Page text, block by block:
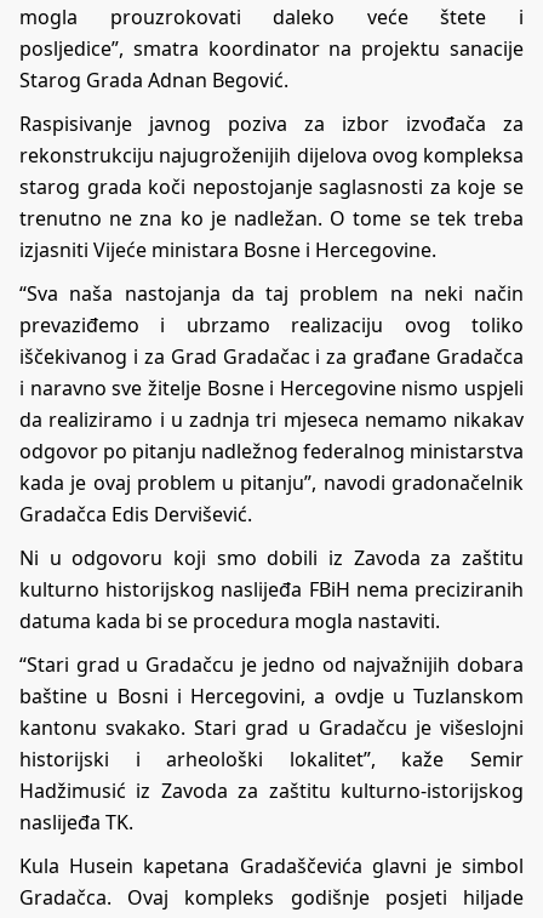
mogla prouzrokovati daleko veće štete i
posljedice”, smatra koordinator na projektu sanacije
Starog Grada Adnan Begović.
Raspisivanje javnog poziva za izbor izvođača za
rekonstrukciju najugroženijih dijelova ovog kompleksa
starog grada koči nepostojanje saglasnosti za koje se
trenutno ne zna ko je nadležan. O tome se tek treba
izjasniti Vijeće ministara Bosne i Hercegovine.
“Sva naša nastojanja da taj problem na neki način
prevaziđemo i ubrzamo realizaciju ovog toliko
iščekivanog i za Grad Gradačac i za građane Gradačca
i naravno sve žitelje Bosne i Hercegovine nismo uspjeli
da realiziramo i u zadnja tri mjeseca nemamo nikakav
odgovor po pitanju nadležnog federalnog ministarstva
kada je ovaj problem u pitanju”, navodi gradonačelnik
Gradačca Edis Dervišević.
Ni u odgovoru koji smo dobili iz Zavoda za zaštitu
kulturno historijskog naslijeđa FBiH nema preciziranih
datuma kada bi se procedura mogla nastaviti.
“Stari grad u Gradačcu je jedno od najvažnijih dobara
baštine u Bosni i Hercegovini, a ovdje u Tuzlanskom
kantonu svakako. Stari grad u Gradačcu je višeslojni
historijski i arheološki lokalitet”, kaže Semir
Hadžimusić iz Zavoda za zaštitu kulturno-istorijskog
naslijeđa TK.
Kula Husein kapetana Gradaščevića glavni je simbol
Gradačca. Ovaj kompleks godišnje posjeti hiljade